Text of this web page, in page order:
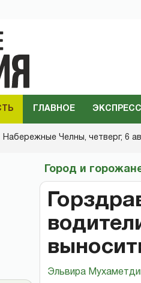
ГЛАВНОЕ
Набережные Челны, четверг, 6
Город и
Эльвира